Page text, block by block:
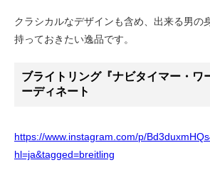
クラシカルなデザインも含め、出来る男の
持っておきたい逸品です。
ブライトリング『ナビタイマー・
ーディネート
https://www.instagram.com/p/
hl=ja&tagged=breitling